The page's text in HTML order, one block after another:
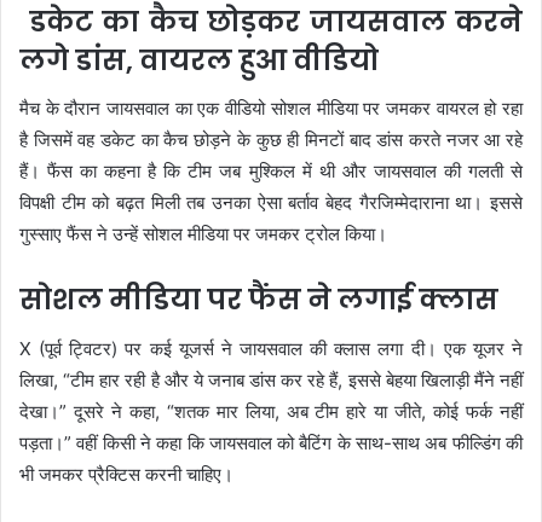
डकेट का कैच छोड़कर जायसवाल करने
लगे डांस, वायरल हुआ वीडियो
मैच के दौरान जायसवाल का एक वीडियो सोशल मीडिया पर जमकर वायरल हो रहा
है जिसमें वह डकेट का कैच छोड़ने के कुछ ही मिनटों बाद डांस करते नजर आ रहे
हैं। फैंस का कहना है कि टीम जब मुश्किल में थी और जायसवाल की गलती से
विपक्षी टीम को बढ़त मिली तब उनका ऐसा बर्ताव बेहद गैरजिम्मेदाराना था। इससे
गुस्साए फैंस ने उन्हें सोशल मीडिया पर जमकर ट्रोल किया।
सोशल मीडिया पर फैंस ने लगाई क्लास
X (पूर्व ट्विटर) पर कई यूजर्स ने जायसवाल की क्लास लगा दी। एक यूजर ने
लिखा, “टीम हार रही है और ये जनाब डांस कर रहे हैं, इससे बेहया खिलाड़ी मैंने नहीं
देखा।” दूसरे ने कहा, “शतक मार लिया, अब टीम हारे या जीते, कोई फर्क नहीं
पड़ता।” वहीं किसी ने कहा कि जायसवाल को बैटिंग के साथ-साथ अब फील्डिंग की
भी जमकर प्रैक्टिस करनी चाहिए।